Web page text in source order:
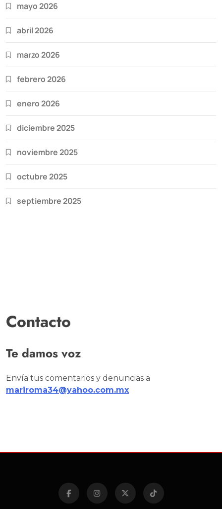
mayo 2026
abril 2026
marzo 2026
febrero 2026
enero 2026
diciembre 2025
noviembre 2025
octubre 2025
septiembre 2025
Contacto
Te damos voz
Envía tus comentarios y denuncias a
mariroma34@yahoo.com.mx